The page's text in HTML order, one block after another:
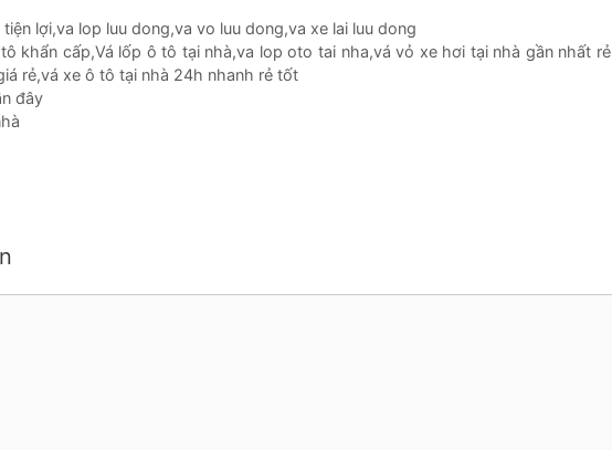
lợi,va lop luu dong,va vo luu dong,va xe lai luu dong
khẩn cấp,Vá lốp ô tô tại nhà,va lop oto tai nha,vá vỏ xe hơi tại nhà gần nhất rẻ
rẻ,vá xe ô tô tại nhà 24h nhanh rẻ tốt
đây